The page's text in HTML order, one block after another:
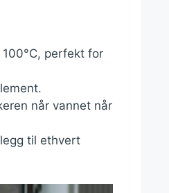
perfekt for
når vannet når
til ethvert